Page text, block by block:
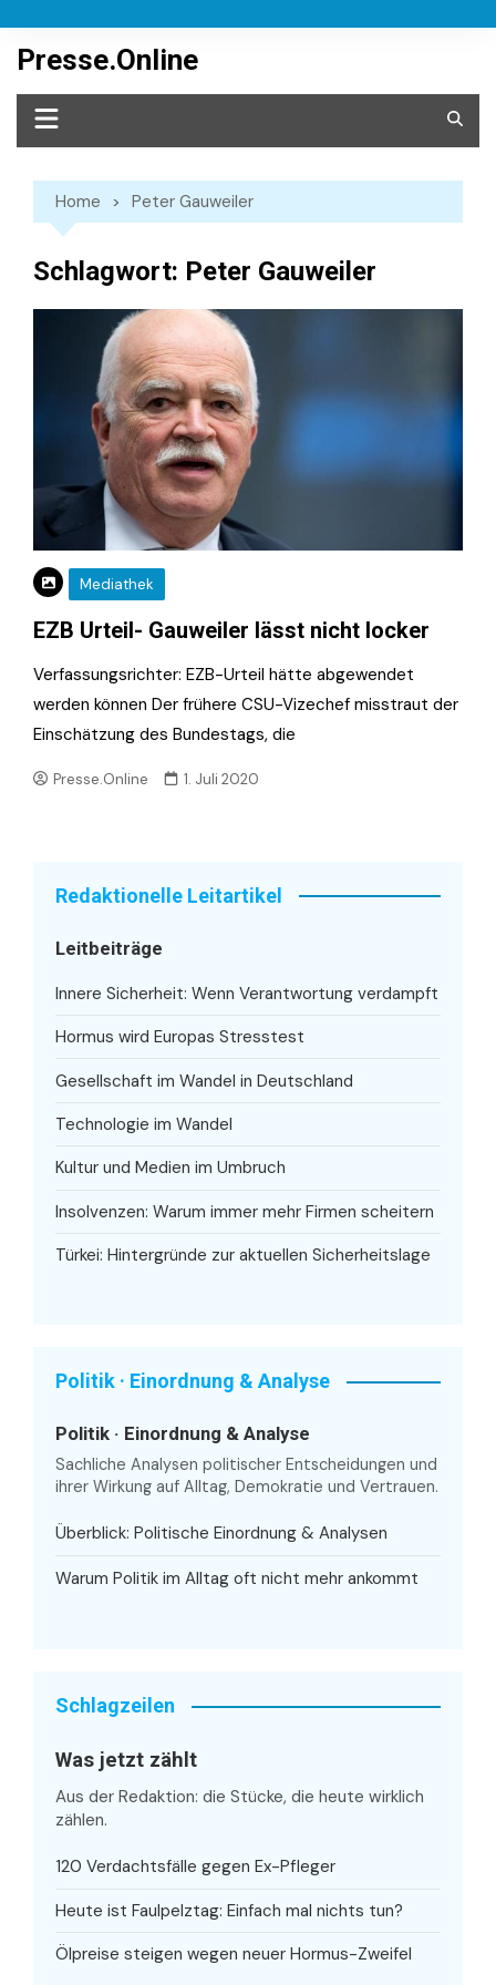
content
Presse.Online
Home Peter Gauweiler
Schlagwort: Peter Gauweiler
Mediathek
EZB Urteil- Gauweiler lässt nicht locker
Verfassungsrichter: EZB-Urteil hätte abgewendet
werden können Der frühere CSU-Vizechef misstraut der
Einschätzung des Bundestags, die
Presse.Online 1. Juli 2020
Redaktionelle Leitartikel
Leitbeiträge
Innere Sicherheit: Wenn Verantwortung verdampft
Hormus wird Europas Stresstest
Gesellschaft im Wandel in Deutschland
Technologie im Wandel
Kultur und Medien im Umbruch
Insolvenzen: Warum immer mehr Firmen scheitern
Türkei: Hintergründe zur aktuellen Sicherheitslage
Politik · Einordnung & Analyse
Politik · Einordnung & Analyse
Sachliche Analysen politischer Entscheidungen und
ihrer Wirkung auf Alltag, Demokratie und Vertrauen.
Überblick: Politische Einordnung & Analysen
Warum Politik im Alltag oft nicht mehr ankommt
Schlagzeilen
Was jetzt zählt
Aus der Redaktion: die Stücke, die heute wirklich
zählen.
120 Verdachtsfälle gegen Ex-Pfleger
Heute ist Faulpelztag: Einfach mal nichts tun?
Ölpreise steigen wegen neuer Hormus-Zweifel